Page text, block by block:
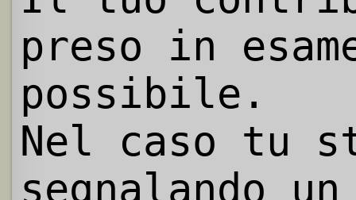
preso in
possibile.
Nel caso tu
segnalando